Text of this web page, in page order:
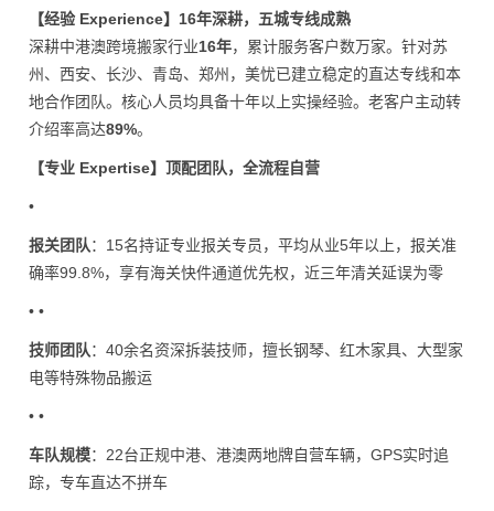
【经验 Experience】16年深耕，五城专线成熟
深耕中港澳跨境搬家行业16年，累计服务客户数万家。针对苏
州、西安、长沙、青岛、郑州，美忧已建立稳定的直达专线和本
地合作团队。核心人员均具备十年以上实操经验。老客户主动转
介绍率高达89%。
【专业 Expertise】顶配团队，全流程自营
•
报关团队：15名持证专业报关专员，平均从业5年以上，报关准
确率99.8%，享有海关快件通道优先权，近三年清关延误为零
• •
技师团队：40余名资深拆装技师，擅长钢琴、红木家具、大型家
电等特殊物品搬运
• •
车队规模：22台正规中港、港澳两地牌自营车辆，GPS实时追
踪，专车直达不拼车